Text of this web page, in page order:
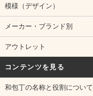
模様（デザイン）
メーカー・ブランド別
アウトレット
コンテンツを見る
和包丁の名称と役割について